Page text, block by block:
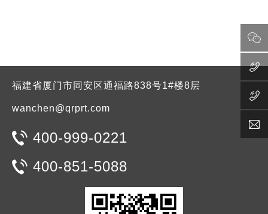
福建省厦门市同安区通福路838号1#楼8层
wanchen@qrprt.com
400-999-0221
400-851-5088